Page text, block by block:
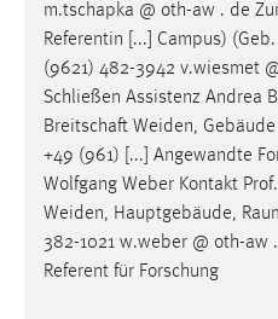
m.tschapka @ oth-aw . de
Referentin [...] Campus) (Geb.
(9621) 482-3942 v.wiesmet
Schließen Assistenz Andrea
Breitschaft Weiden, Gebäude
+49 (961) [...] Angewandte
Wolfgang Weber Kontakt
Weiden, Hauptgebäude,
382-1021 w.weber @ oth-aw
Referent für Forschung